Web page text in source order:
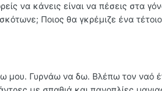
να κάνεις είναι να πέσεις στα
Ποιος θα γκρέμιζε ένα τέτοιο
μου. Γυρνάω να δω. Βλέπω τον ναό